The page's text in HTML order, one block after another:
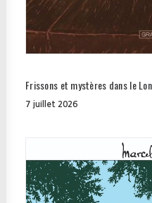
Frissons et mystères dans le
7 juillet 2026